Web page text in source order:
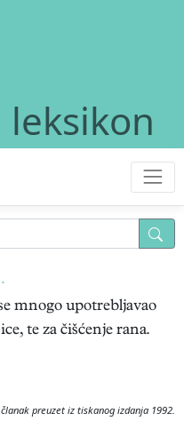
mnogo upotrebljavao
te za čišćenje rana.
članak preuzet iz tiskanog izdanja 1992.